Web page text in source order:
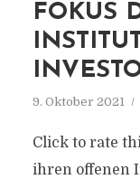
FOKUS
9. Oktober 2021
Click to rate
ihren offenen